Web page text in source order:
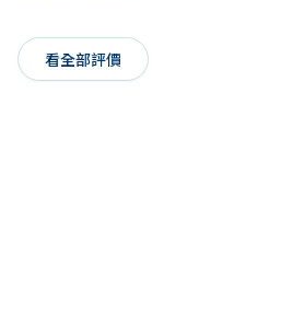
看全部評價